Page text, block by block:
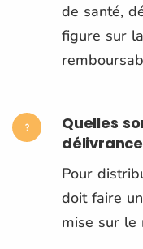
de santé,
figure sur
Quelles
Pour
doit faire
mise sur le